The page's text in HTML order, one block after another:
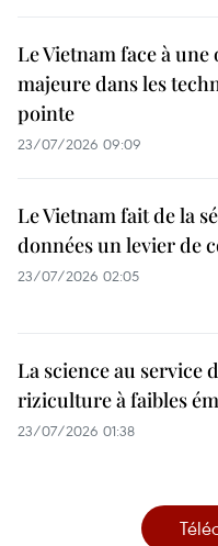
Le Vietnam face à
majeure dans les
pointe
23/07/2026 09:09
Le Vietnam fait de la
données un levier de
23/07/2026 02:05
La science au service
riziculture à faibles
23/07/2026 01:38